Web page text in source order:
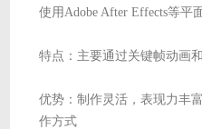
使用Adobe After Effects等平
特点：主要通过关键帧动画
优势：制作灵活，表现力丰
作方式